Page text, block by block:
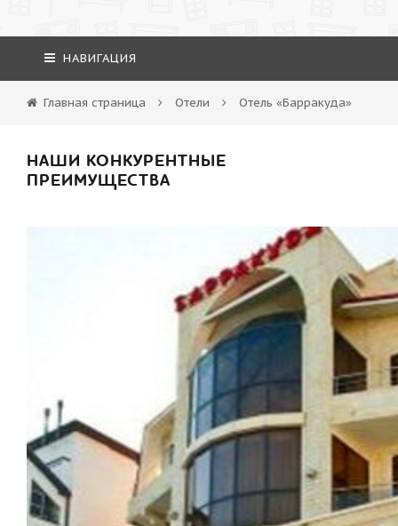
НАВИГАЦИЯ
Главная страница Отели Отель «Барракуда»
НАШИ КОНКУРЕНТНЫЕ
ПРЕИМУЩЕСТВА